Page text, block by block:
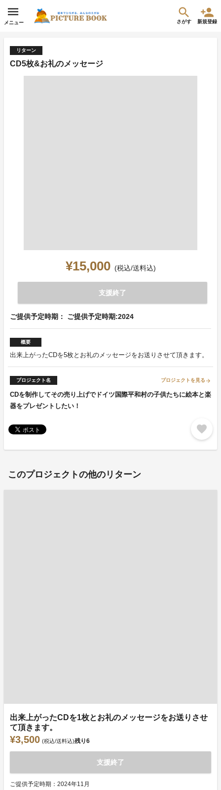
メニュー さがす 新規登録
リターン
CD5枚&お礼のメッセージ
¥15,000 (税込/送料込)
支援終了
ご提供予定時期： ご提供予定時期:2024
概要
出来上がったCDを5枚とお礼のメッセージをお送りさせて頂きます。
プロジェクト名 プロジェクトを見る arrow_forward
CDを制作してその売り上げでドイツ国際平和村の子供たちに絵本と楽
器をプレゼントしたい！
favorite
このプロジェクトの他のリターン
出来上がったCDを1枚とお礼のメッセージをお送りさせ
て頂きます。
¥3,500 (税込/送料込)残り6
支援終了
ご提供予定時期：2024年11月